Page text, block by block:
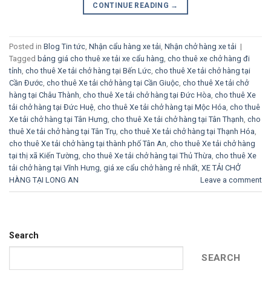
CONTINUE READING →
Posted in Blog Tin tức, Nhận cẩu hàng xe tải, Nhận chở hàng xe tải |
Tagged bảng giá cho thuê xe tải xe cẩu hàng, cho thuê xe chở hàng đi
tỉnh, cho thuê Xe tải chở hàng tại Bến Lức, cho thuê Xe tải chở hàng tại
Cần Đước, cho thuê Xe tải chở hàng tại Cần Giuộc, cho thuê Xe tải chở
hàng tại Châu Thành, cho thuê Xe tải chở hàng tại Đức Hòa, cho thuê Xe
tải chở hàng tại Đức Huệ, cho thuê Xe tải chở hàng tại Mộc Hóa, cho thuê
Xe tải chở hàng tại Tân Hưng, cho thuê Xe tải chở hàng tại Tân Thạnh, cho
thuê Xe tải chở hàng tại Tân Trụ, cho thuê Xe tải chở hàng tại Thạnh Hóa,
cho thuê Xe tải chở hàng tại thành phố Tân An, cho thuê Xe tải chở hàng
tại thị xã Kiến Tường, cho thuê Xe tải chở hàng tại Thủ Thừa, cho thuê Xe
tải chở hàng tại Vĩnh Hưng, giá xe cẩu chở hàng rẻ nhất, XE TẢI CHỞ
HÀNG TẠI LONG AN
Leave a comment
Search
SEARCH